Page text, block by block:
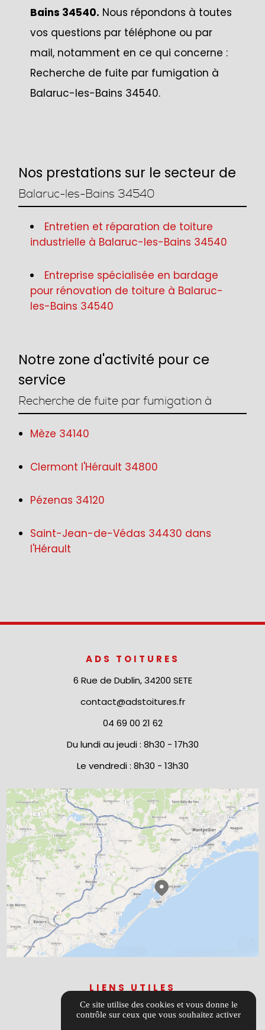
Bains 34540. Nous répondons à toutes
vos questions par téléphone ou par
mail, notamment en ce qui concerne :
Recherche de fuite par fumigation à
Balaruc-les-Bains 34540.
Nos prestations sur le secteur de
Balaruc-les-Bains 34540
Entretien et réparation de toiture
industrielle à Balaruc-les-Bains 34540
Entreprise spécialisée en bardage
pour rénovation de toiture à Balaruc-
les-Bains 34540
Notre zone d'activité pour ce
service
Recherche de fuite par fumigation à
Mèze 34140
Clermont l'Hérault 34800
Pézenas 34120
Saint-Jean-de-Védas 34430 dans
l'Hérault
ADS TOITURES
6 Rue de Dublin, 34200 SETE
contact@adstoitures.fr
04 69 00 21 62
Du lundi au jeudi : 8h30 - 17h30
Le vendredi : 8h30 - 13h30
LIENS UTILES
Guide local
Ce site utilise des cookies et vous donne le
contrôle sur ceux que vous souhaitez activer